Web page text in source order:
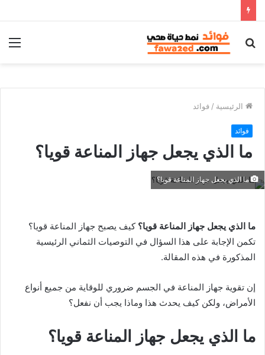
بحث
الرئيسية / فوائد
فوائد
ما الذي يجعل جهاز المناعة قويا؟
ما الذي يجعل جهاز المناعة قويا؟
ما الذي يجعل جهاز المناعة قويا؟ كيف يصبح جهاز المناعة قويا؟
تكمن الإجابة على هذا السؤال في التوصيات الثماني الرئيسية
المذكورة في هذه المقالة.
إن تقوية جهاز المناعة في الجسم ضروري للوقاية من جميع أنواع
الأمراض، ولكن كيف يحدث هذا وماذا يجب أن نفعل؟
ما الذي يجعل جهاز المناعة قويا؟